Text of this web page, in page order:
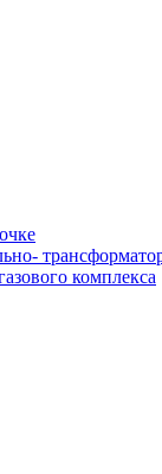
комплекса